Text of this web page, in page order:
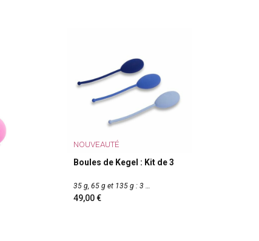
NOUVEAUTÉ
Boules de Kegel : Kit de 3
35 g, 65 g et 135 g : 3
49,00